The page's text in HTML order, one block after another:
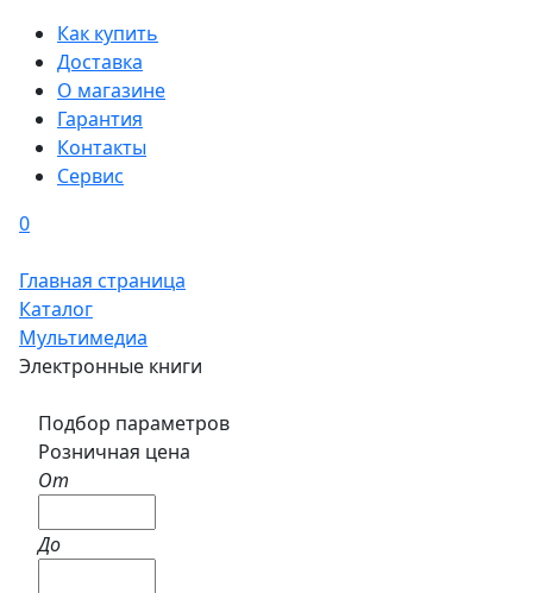
Как купить
Доставка
О магазине
Гарантия
Контакты
Сервис
0
Главная страница
Каталог
Мультимедиа
Электронные книги
Подбор параметров
Розничная цена
От
До